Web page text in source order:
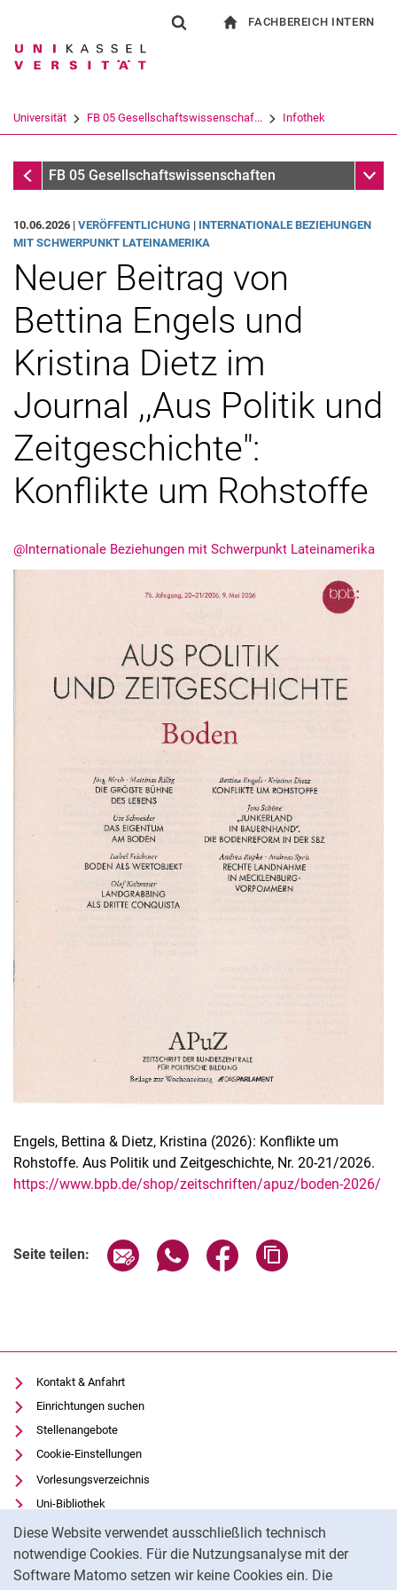
Springe direkt zu: Inhalt
Springe direkt zu: Suche
Springe direkt zu:
Diese Website verwendet ausschließlich technisch
notwendige Cookies. Für die Nutzungsanalyse mit der
Software Matomo setzen wir keine Cookies ein. Die
Suchbegriff
Suchen (öffnet externen Link in einem
FACHBEREICH INTERN
Universität FB 05 Gesellschaftswissenschaf... Infothek
InfothekFB 05 Gesellschaftswissenschaften
10.06.2026 | VERÖFFENTLICHUNG | INTERNATIONALE BEZIEHUNGEN
MIT SCHWERPUNKT LATEINAMERIKA
Neuer Beitrag von
Bettina Engels und
Kristina Dietz im
Journal ,,Aus Politik und
Zeitgeschichte":
Konflikte um Rohstoffe
@Internationale Beziehungen mit Schwerpunkt Lateinamerika
Engels, Bettina & Dietz, Kristina (2026): Konflikte um
Rohstoffe. Aus Politik und Zeitgeschichte, Nr. 20-21/2026.
https://www.bpb.de/shop/zeitschriften/apuz/boden-2026/
Seite teilen: Seite über E-Mail teilen
Seite über WhatsApp teilen
Seite über Facebook
Kontakt & Anfahrt
Einrichtungen suchen
Stellenangebote
Cookie-Einstellungen
Vorlesungsverzeichnis
Uni-Bibliothek
Moodle
Panopto
Datenschutz